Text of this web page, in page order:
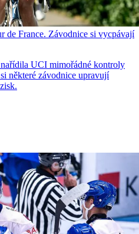
de France. Závodnice si vycpávají
UCI mimořádné kontroly
některé závodnice upravují